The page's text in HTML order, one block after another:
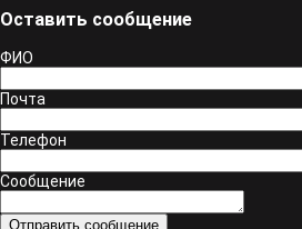
Оставить сообщение
ФИО
Почта
Телефон
Сообщение